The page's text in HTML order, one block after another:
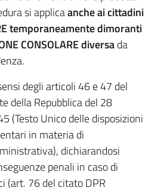
si applicaanche ai cittadini
temporaneamente dimoranti
CONSOLAREdiversada
degli articoli 46 e 47 del
della Repubblica del 28
(Testo Unico delle disposizioni
in materia di
dichiarandosi
penali in caso di
(art. 76 del citato DPR